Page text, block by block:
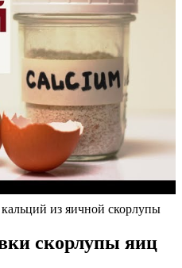
из яичной скорлупы
скорлупы яиц